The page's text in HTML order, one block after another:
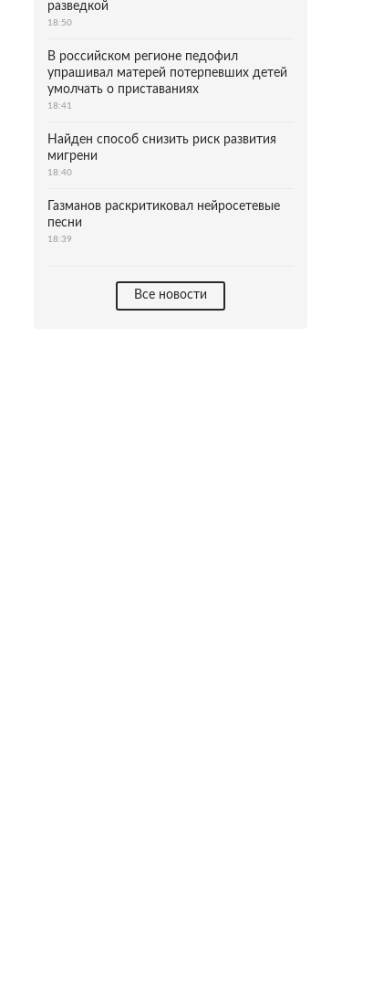
разведкой
18:50
В российском регионе педофил
упрашивал матерей потерпевших детей
умолчать о приставаниях
18:41
Найден способ снизить риск развития
мигрени
18:40
Газманов раскритиковал нейросетевые
песни
18:39
Все новости